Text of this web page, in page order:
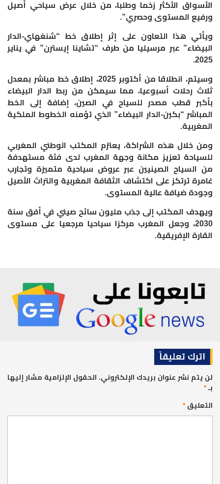
الأسواق الأكثر زخما وطلبا، من خلال عرض سياحي أصيل
ورفيع المستوى وحصري”.
ويأتي هذا التعاون على إثر إطلاق خط “شنغهاي-الدار
البيضاء” عبر مرسيليا من طرف “تشاينا إيسترن” في يناير
2025.
وسيتم، انطلاقا من أكتوبر 2025، إطلاق خط مباشر بمعدل
ثلاث رحلات أسبوعيا، مما سيمكن من ربط الدار البيضاء
بأكبر قطب مصدر للسياح في الصين، إضافة إلى الخط
المباشر “بكين-الدار البيضاء” الذي تؤمنه الخطوط الملكية
المغربية.
ومن خلال هذه الشراكة، يعتزم المكتب الوطني المغربي
للسياحة تعزيز مكانة وجهة المغرب لدى فئة مستهدفة
من السياح الصينيين عبر عروض سياحية متميزة وتجارب
غامرة ترتكز على اكتشاف الثقافة المغربية والتراث الأصيل
وجودة ضيافة عالية المستوى.
ويهدف المكتب إلى جذب مليون سائح صيني في أفق سنة
2030، وجعل المغرب مركزا سياحيا مرجعيا على مستوى
القارة الإفريقية.
اترك تعليقاً
لن يتم نشر عنوان بريدك الإلكتروني. الحقول الإلزامية مشار إليها
بـ*
التعليق*